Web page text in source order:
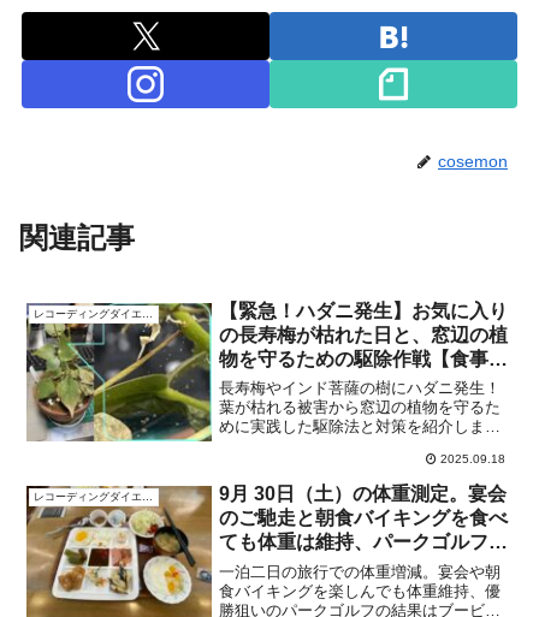
cosemon
関連記事
【緊急！ハダニ発生】お気に入り
の長寿梅が枯れた日と、窓辺の植
物を守るための駆除作戦【食事記
録開始から、4年7ヶ月と27日】
長寿梅やインド菩薩の樹にハダニ発生！
葉が枯れる被害から窓辺の植物を守るた
めに実践した駆除法と対策を紹介しま
2025.09.18
レコーディングダイエット
9月 30日（土）の体重測定。宴会
のご馳走と朝食バイキングを食べ
ても体重は維持、パークゴルフは
ブービー賞。
一泊二日の旅行での体重増減。宴会や朝
食バイキングを楽しんでも体重維持、優
勝狙いのパークゴルフの結果はブービー